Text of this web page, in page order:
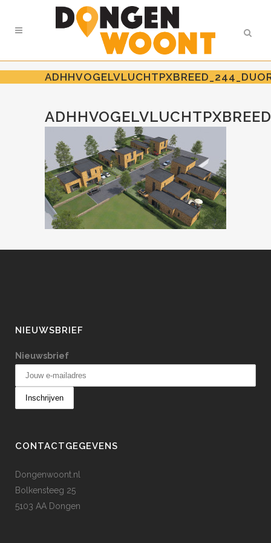
NIEUWSBRIEF
Nieuwsbrief
CONTACTGEGEVENS
Dongenwoont.nl
Bolkensteeg 25
5103 AA Dongen